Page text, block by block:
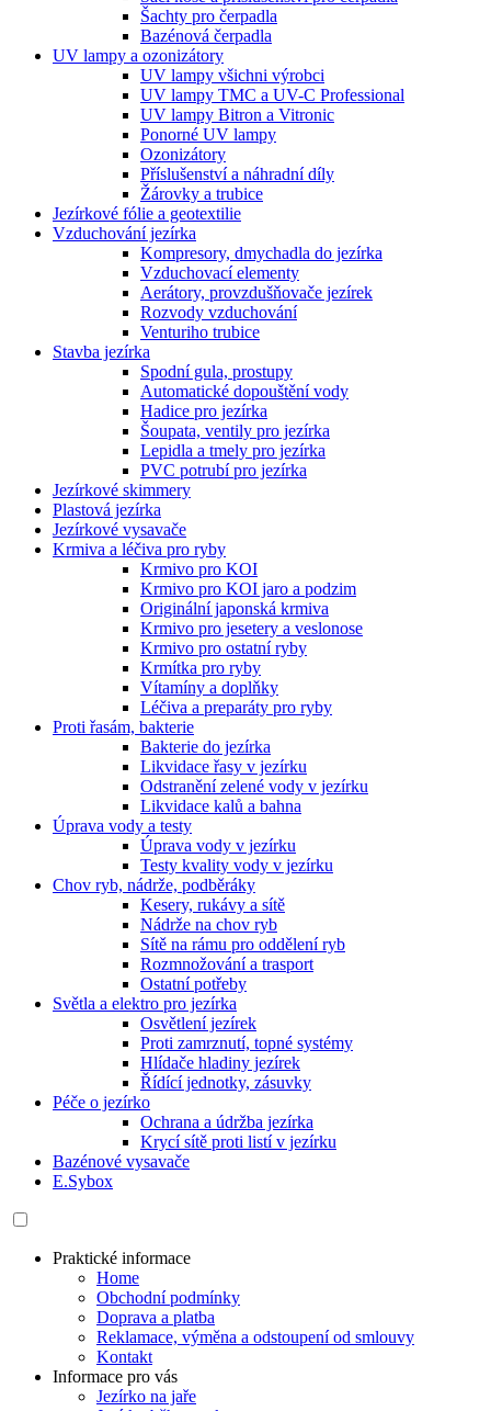
Šachty pro čerpadla
Bazénová čerpadla
UV lampy a ozonizátory
UV lampy všichni výrobci
UV lampy TMC a UV-C Professional
UV lampy Bitron a Vitronic
Ponorné UV lampy
Ozonizátory
Příslušenství a náhradní díly
Žárovky a trubice
Jezírkové fólie a geotextilie
Vzduchování jezírka
Kompresory, dmychadla do jezírka
Vzduchovací elementy
Aerátory, provzdušňovače jezírek
Rozvody vzduchování
Venturiho trubice
Stavba jezírka
Spodní gula, prostupy
Automatické dopouštění vody
Hadice pro jezírka
Šoupata, ventily pro jezírka
Lepidla a tmely pro jezírka
PVC potrubí pro jezírka
Jezírkové skimmery
Plastová jezírka
Jezírkové vysavače
Krmiva a léčiva pro ryby
Krmivo pro KOI
Krmivo pro KOI jaro a podzim
Originální japonská krmiva
Krmivo pro jesetery a veslonose
Krmivo pro ostatní ryby
Krmítka pro ryby
Vítamíny a doplňky
Léčiva a preparáty pro ryby
Proti řasám, bakterie
Bakterie do jezírka
Likvidace řasy v jezírku
Odstranění zelené vody v jezírku
Likvidace kalů a bahna
Úprava vody a testy
Úprava vody v jezírku
Testy kvality vody v jezírku
Chov ryb, nádrže, podběráky
Kesery, rukávy a sítě
Nádrže na chov ryb
Sítě na rámu pro oddělení ryb
Rozmnožování a trasport
Ostatní potřeby
Světla a elektro pro jezírka
Osvětlení jezírek
Proti zamrznutí, topné systémy
Hlídače hladiny jezírek
Řídící jednotky, zásuvky
Péče o jezírko
Ochrana a údržba jezírka
Krycí sítě proti listí v jezírku
Bazénové vysavače
E.Sybox
Praktické informace
Home
Obchodní podmínky
Doprava a platba
Reklamace, výměna a odstoupení od smlouvy
Kontakt
Informace pro vás
Jezírko na jaře